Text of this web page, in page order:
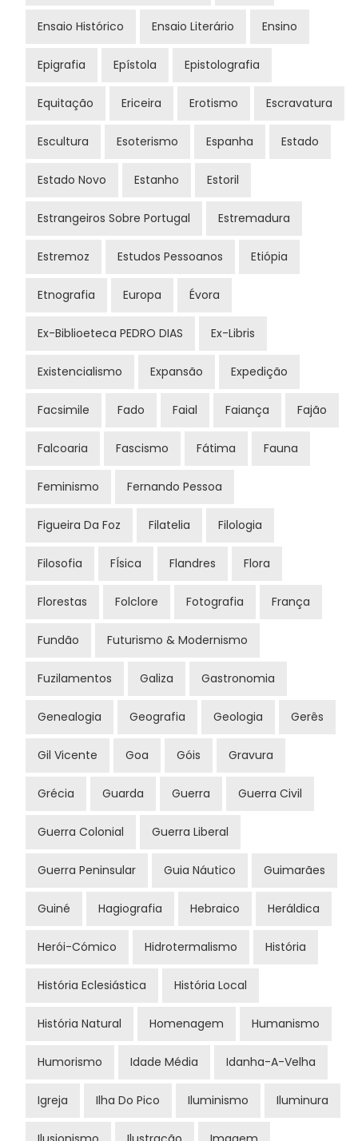
Ensaio Histórico Ensaio Literário Ensino
Epigrafia Epístola Epistolografia
Equitação Ericeira Erotismo Escravatura
Escultura Esoterismo Espanha Estado
Estado Novo Estanho Estoril
Estrangeiros Sobre Portugal Estremadura
Estremoz Estudos Pessoanos Etiópia
Etnografia Europa Évora
Ex-Biblioeteca PEDRO DIAS Ex-Libris
Existencialismo Expansão Expedição
Facsimile Fado Faial Faiança Fajão
Falcoaria Fascismo Fátima Fauna
Feminismo Fernando Pessoa
Figueira Da Foz Filatelia Filologia
Filosofia FÍsica Flandres Flora
Florestas Folclore Fotografia França
Fundão Futurismo & Modernismo
Fuzilamentos Galiza Gastronomia
Genealogia Geografia Geologia Gerês
Gil Vicente Goa Góis Gravura
Grécia Guarda Guerra Guerra Civil
Guerra Colonial Guerra Liberal
Guerra Peninsular Guia Náutico Guimarães
Guiné Hagiografia Hebraico Heráldica
Herói-Cómico Hidrotermalismo História
História Eclesiástica História Local
História Natural Homenagem Humanismo
Humorismo Idade Média Idanha-A-Velha
Igreja Ilha Do Pico Iluminismo Iluminura